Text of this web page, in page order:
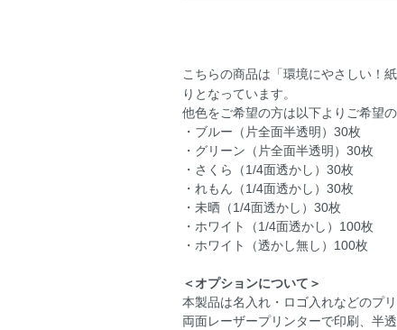
こちらの商品は「環境にやさしい！
りとなっています。
他色をご希望の方は以下よりご希望
・ブルー（片全面半透明）30枚
・グリーン（片全面半透明）30枚
・さくら（1/4面透かし）30枚
・れもん（1/4面透かし）30枚
・未晒（1/4面透かし）30枚
・ホワイト（1/4面透かし）100枚
・ホワイト（透かし無し）100枚
＜オプションについて＞
本製品は名入れ・ロゴ入れなどのプ
両面レーザープリンターで印刷、半